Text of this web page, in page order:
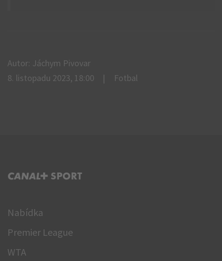
Autor: Jáchym Pivovar
8. listopadu 2023, 18:00
Fotbal
C+ SPORT
Nabídka
Premier League
WTA